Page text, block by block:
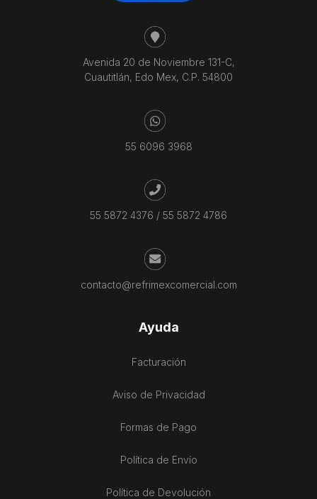
Avenida 20 de Noviembre 131-C,
Cuautitlán, Edo Mex, C.P. 54800
55 6096 3968
55 5872 4376 / 55 5872 4786
contacto@refrimexcomercial.com
Ayuda
Facturación
Aviso de Privacidad
Formas de Pago
Política de Envío
Política de Devolución